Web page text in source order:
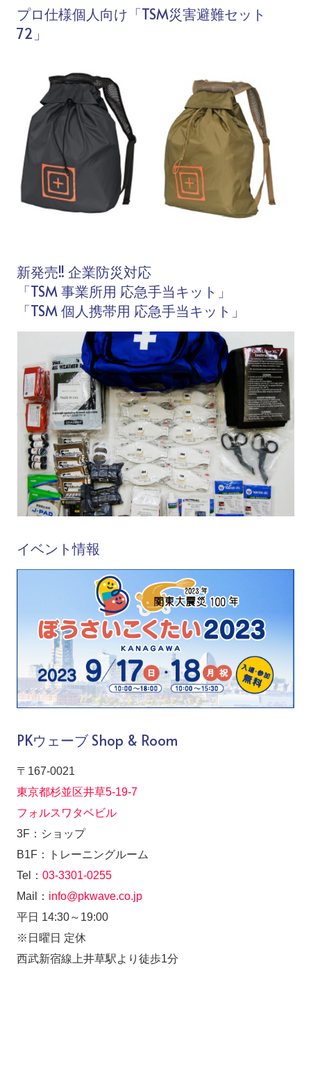
プロ仕様個人向け「TSM災害避難セット
72」
新発売!! 企業防災対応
「TSM 事業所用 応急手当キット」
「TSM 個人携帯用 応急手当キット」
イベント情報
PKウェーブ Shop & Room
〒167-0021
東京都杉並区井草5-19-7
フォルスワタベビル
3F：ショップ
B1F：トレーニングルーム
Tel： 03-3301-0255
Mail： info@pkwave.co.jp
平日 14:30～19:00
※日曜日 定休
西武新宿線上井草駅より徒歩1分